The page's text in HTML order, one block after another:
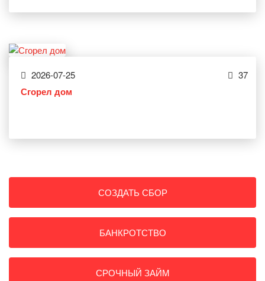
2026-07-25 37
Сгорел дом
СОЗДАТЬ СБОР
БАНКРОТСТВО
СРОЧНЫЙ ЗАЙМ